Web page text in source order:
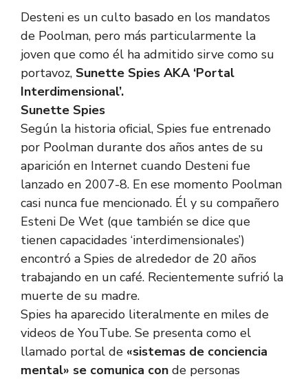
Desteni es un culto basado en los mandatos
de Poolman, pero más particularmente la
joven que como él ha admitido sirve como su
portavoz, Sunette Spies AKA ‘Portal
Interdimensional’.
Sunette Spies
Según la historia oficial, Spies fue entrenado
por Poolman durante dos años antes de su
aparición en Internet cuando Desteni fue
lanzado en 2007-8. En ese momento Poolman
casi nunca fue mencionado. Él y su compañero
Esteni De Wet (que también se dice que
tienen capacidades ‘interdimensionales’)
encontró a Spies de alrededor de 20 años
trabajando en un café. Recientemente sufrió la
muerte de su madre.
Spies ha aparecido literalmente en miles de
videos de YouTube. Se presenta como el
llamado portal de «sistemas de conciencia
mental» se comunica con de personas